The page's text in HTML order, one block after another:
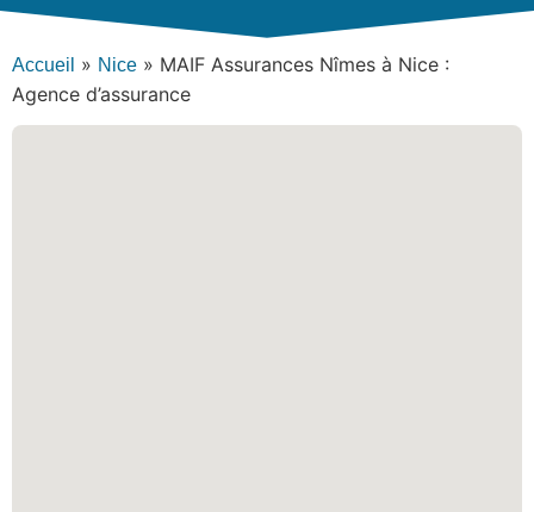
Accueil » Nice » MAIF Assurances Nîmes à Nice :
Agence d’assurance